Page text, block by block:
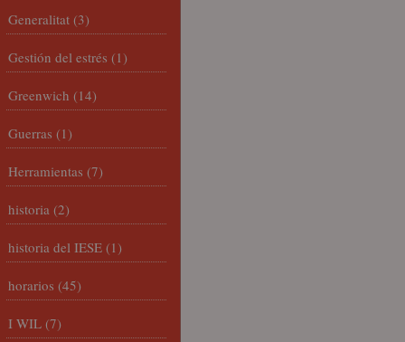
Generalitat (3)
Gestión del estrés (1)
Greenwich (14)
Guerras (1)
Herramientas (7)
historia (2)
historia del IESE (1)
horarios (45)
I WIL (7)